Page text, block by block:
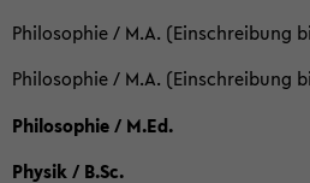
Philosophie / M.A. (Einschreibung
Philosophie / M.A. (Einschreibung
Philosophie / M.Ed.
Physik / B.Sc.